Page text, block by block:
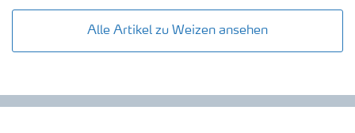
Alle Artikel zu Weizen ansehen